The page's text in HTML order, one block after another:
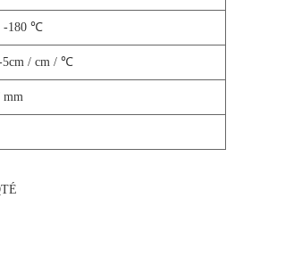
-180 ℃
5cm / cm / ℃
mm